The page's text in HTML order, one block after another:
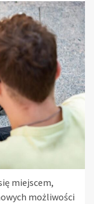
miejscem,
możliwości